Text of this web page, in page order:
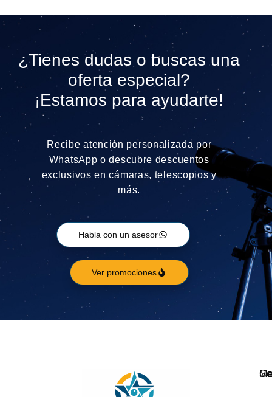
¿Tienes dudas o buscas una
oferta especial?
¡Estamos para ayudarte!
Recibe atención personalizada por
WhatsApp o descubre descuentos
exclusivos en cámaras, telescopios y
más.
Habla con un asesor
Ver promociones